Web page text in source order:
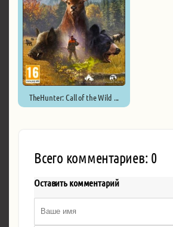
TheHunter: Call of the Wild ...
Всего комментариев: 0
Оставить комментарий